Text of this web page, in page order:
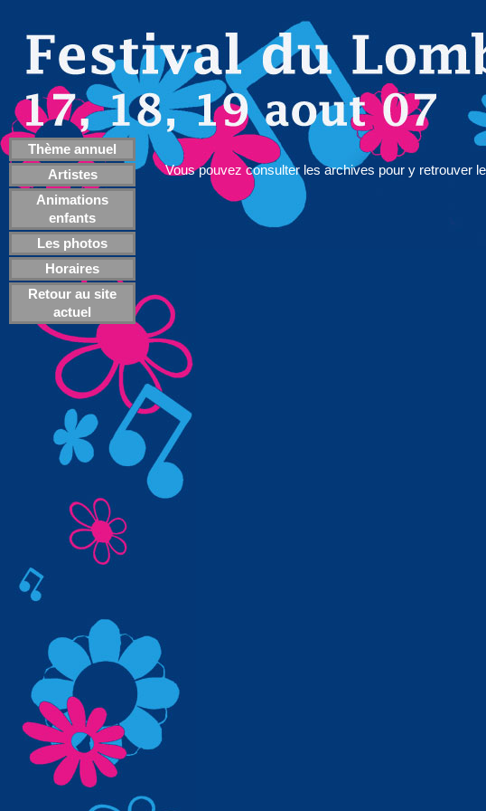
Archive du Festival 2007
17, 18 et 19 août 2007
Vous pouvez consulter les archives pour y retrouver
Thème annuel
Artistes
Animations
enfants
Les photos
Horaires
Retour au site
actuel